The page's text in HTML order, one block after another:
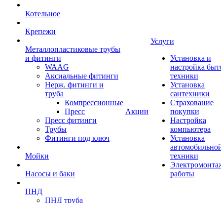
Котельное
Крепежи
Металлопластиковые трубы
и фитинги
WAAG
Аксиальные фитинги
Нерж. фитинги и
труба
Компрессионные
Пресс
Пресс фитинги
Трубы
Фитинги под ключ
Мойки
Насосы и баки
ПНД
ПНД труба
Акции
Услуги
Установка и
настройка
техники
Установка
сантехники
Страхование
покупки
Настройка
компьютера
Установка
техники
работы